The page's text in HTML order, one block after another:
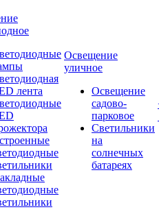
лента
Освещение
уличное
Освещение
садово-
парковое
Светильники
на
солнечных
батареях